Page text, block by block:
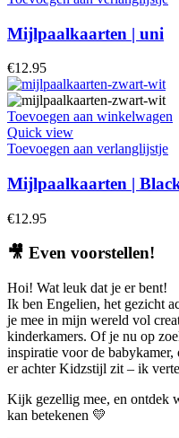
Mijlpaalkaarten | uni
€12.95
Toevoegen aan winkelwagen
Quick view
Toevoegen aan verlanglijstje
Mijlpaalkaarten |
€12.95
🎥 Even voorstellen!
Hoi! Wat leuk dat je er bent!
Ik ben Engelien, het gezicht
je mee in mijn wereld vol
kinderkamers. Of je nu op
inspiratie voor de
er achter Kidzstijl zit – ik
Kijk gezellig mee, en ontdek
kan betekenen 💛